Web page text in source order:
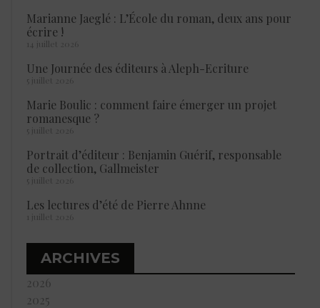
Marianne Jaeglé : L’École du roman, deux ans pour
écrire !
14 juillet 2026
Une Journée des éditeurs à Aleph-Ecriture
5 juillet 2026
Marie Boulic : comment faire émerger un projet
romanesque ?
5 juillet 2026
Portrait d’éditeur : Benjamin Guérif, responsable
de collection, Gallmeister
5 juillet 2026
Les lectures d’été de Pierre Ahnne
1 juillet 2026
ARCHIVES
2026
2025